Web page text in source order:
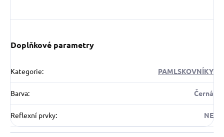
Doplňkové parametry
Kategorie: PAMLSKOVNÍKY
Barva: Černá
Reflexní prvky: NE